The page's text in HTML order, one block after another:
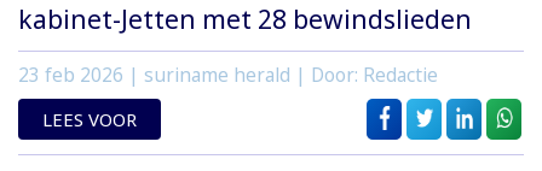
kabinet-Jetten met 28 bewindslieden
23 feb 2026 | suriname herald | Door: Redactie
LEES VOOR